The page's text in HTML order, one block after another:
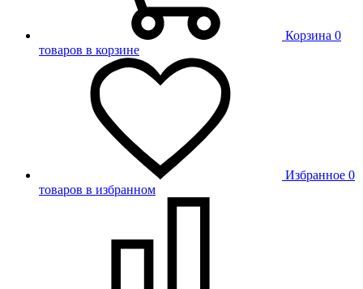
Корзина 0
товаров в корзине
Избранное 0
товаров в избранном